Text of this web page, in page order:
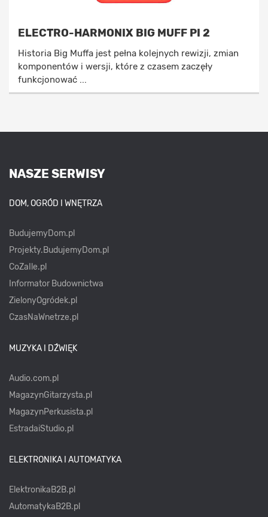
ELECTRO-HARMONIX BIG MUFF PI 2
Historia Big Muffa jest pełna kolejnych rewizji, zmian
komponentów i wersji, które z czasem zaczęły
funkcjonować ...
NASZE SERWISY
DOM, OGRÓD I WNĘTRZA
BudujemyDom.pl
Projekty.BudujemyDom.pl
CoZaIle.pl
Informator Budownictwa
ZielonyOgródek.pl
CzasNaWnetrze.pl
MUZYKA I DŹWIĘK
Audio.com.pl
MagazynGitarzysta.pl
MagazynPerkusista.pl
EstradaiStudio.pl
ELEKTRONIKA I AUTOMATYKA
ElektronikaB2B.pl
AutomatykaB2B.pl